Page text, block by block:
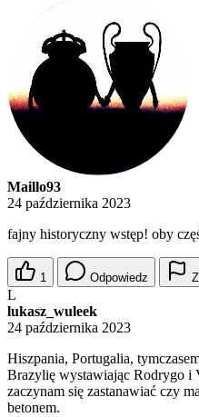
Maillo93
24 października 2023
fajny historyczny wstęp! oby
1 Odpowiedz
L
lukasz_wuleek
24 października 2023
Hiszpania, Portugalia,
Brazylię wystawiając Rodrygo
zaczynam się zastanawiać czy
betonem.